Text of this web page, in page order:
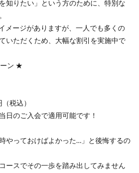
知りたい」という方のために、特別な
メージがありますが、一人でも多くの
いただくため、大幅な割引を実施中で
ン ★
税込）
日のご入会で適用可能です！
やっておけばよかった…」と後悔するの
ースでその一歩を踏み出してみません